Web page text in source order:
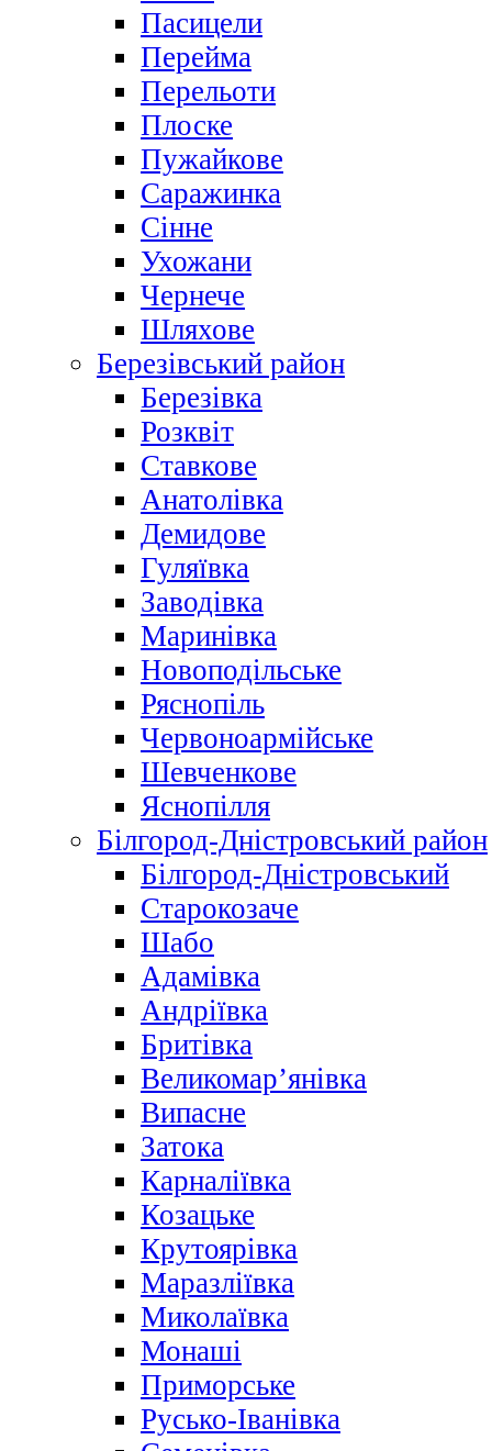
Пасицели
Перейма
Перельоти
Плоске
Пужайкове
Саражинка
Сінне
Ухожани
Чернече
Шляхове
Березівський район
Березівка
Розквіт
Ставкове
Анатолівка
Демидове
Гуляївка
Заводівка
Маринівка
Новоподільське
Ряснопіль
Червоноармійське
Шевченкове
Яснопілля
Білгород-Дністровський район
Білгород-Дністровський
Старокозаче
Шабо
Адамівка
Андріївка
Бритівка
Великомар’янівка
Випасне
Затока
Карналіївка
Козацьке
Крутоярівка
Маразліївка
Миколаївка
Монаші
Приморське
Русько-Іванівка